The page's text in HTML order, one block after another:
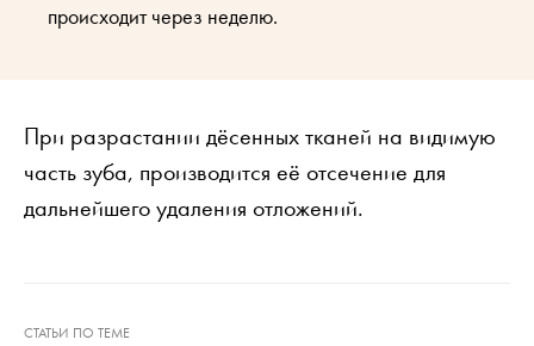
происходит через неделю.
При разрастании дёсенных тканей на видимую
часть зуба, производится её отсечение для
дальнейшего удаления отложений.